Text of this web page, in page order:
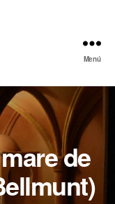
Menú
de